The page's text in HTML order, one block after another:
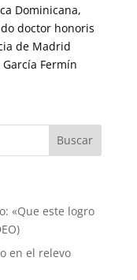
Dominicana,
doctor honoris
de Madrid
Fermín
«Que este logro
en el relevo